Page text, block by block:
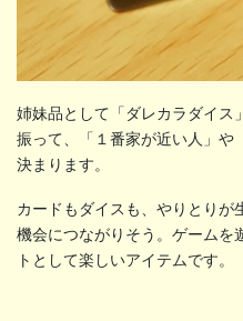
姉妹品として「ダレカラダイス
振って、「１番家が近い人」や
決まります。
カードもダイスも、やりとりが
機会につながりそう。ゲームを
トとして楽しいアイテムです。